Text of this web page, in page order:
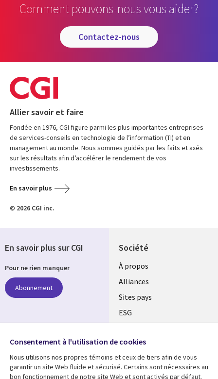
Comment pouvons-nous vous aider?
contactez-nous
Allier savoir et faire
Fondée en 1976, CGI figure parmi les plus importantes entreprises
de services-conseils en technologie de l’information (TI) et en
management au monde. Nous sommes guidés par les faits et axés
sur les résultats afin d’accélérer le rendement de vos
investissements.
En savoir plus
© 2026 CGI inc.
Société
À propos
Alliances
Sites pays
ESG
Fusions
Salle de presse
En savoir plus sur CGI
Pour ne rien manquer
Abonnement
Suivez-nous
Social
Media
Consentement à l'utilisation de cookies
Nous utilisons nos propres témoins et ceux de tiers afin de vous
garantir un site Web fluide et sécurisé. Certains sont nécessaires au
bon fonctionnement de notre site Web et sont activés par défaut.